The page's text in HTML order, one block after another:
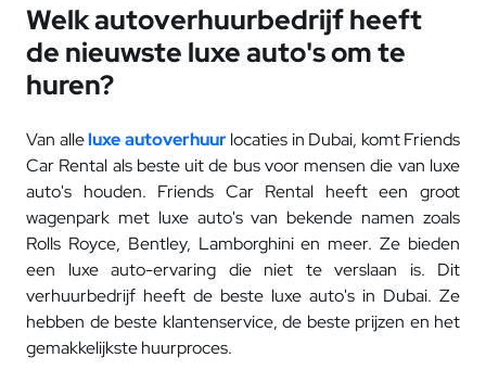
Welk autoverhuurbedrijf heeft
de nieuwste luxe auto's om te
huren?
Van alleluxe autoverhuurlocaties in Dubai, komt Friends
Car Rental als beste uit de bus voor mensen die van luxe
auto's houden. Friends Car Rental heeft een groot
wagenpark met luxe auto's van bekende namen zoals
Rolls Royce, Bentley, Lamborghini en meer. Ze bieden
een luxe auto-ervaring die niet te verslaan is. Dit
verhuurbedrijf heeft de beste luxe auto's in Dubai. Ze
hebben de beste klantenservice, de beste prijzen en het
gemakkelijkste huurproces.